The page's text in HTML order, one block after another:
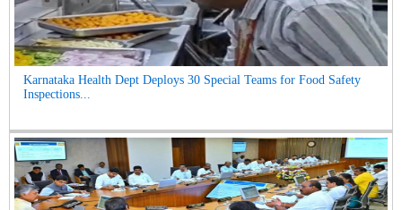
Karnataka Health Dept Deploys 30 Special Teams for Food Safety
Inspections...